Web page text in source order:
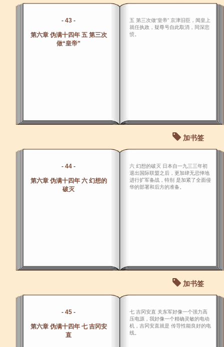
- 43 -
第六章 伪满十四年 五 第三次
做“皇帝”
五 第三次做“皇帝” 京津旧臣，闻皇上
就任执政，疑尊号自此取消，同深悲
愤。
加书签
- 44 -
第六章 伪满十四年 六 幻想的
破灭
六 幻想的破灭 日本自一九三三年初
退出国际联盟之后，更加肆无忌惮地
进行扩军备战，特别 是加紧了全面侵
华的部署和后方的准备。
加书签
- 45 -
第六章 伪满十四年 七 吉冈安
直
七 吉冈安直 关东军好像一个强力高
压电源，我好像一个精确灵敏的电动
机，吉冈安直就是 传导性能良好的电
线。